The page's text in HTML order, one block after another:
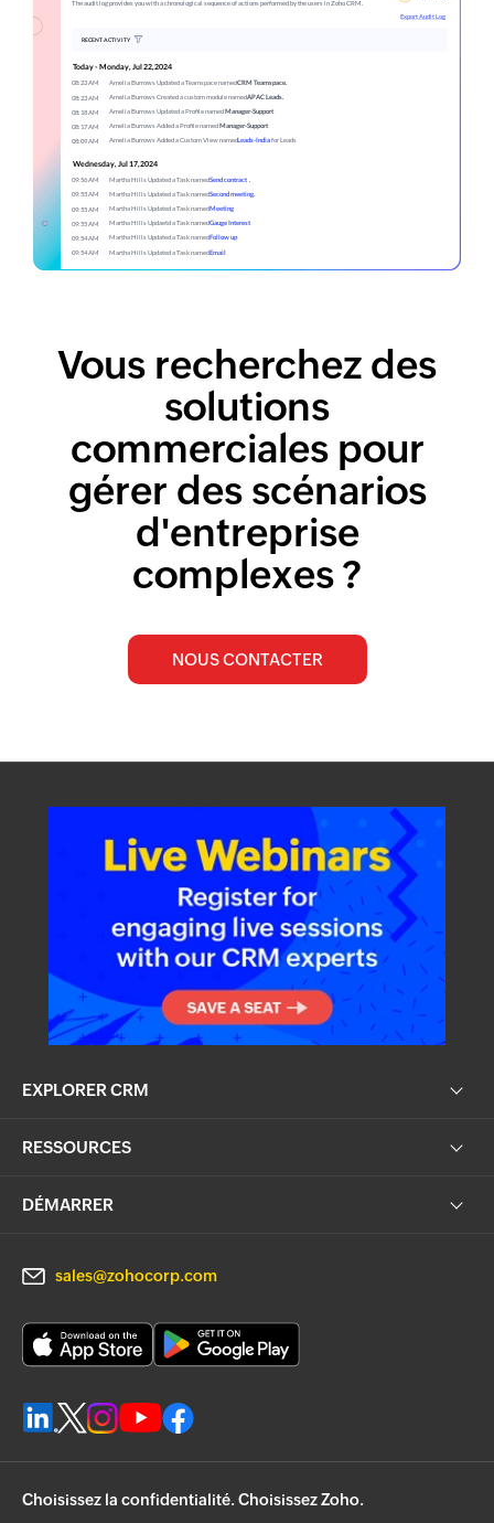
Vous recherchez des
solutions
commerciales pour
gérer des scénarios
d'entreprise
complexes ?
NOUS CONTACTER
EXPLORER CRM
RESSOURCES
DÉMARRER
sales@zohocorp.com
Choisissez la confidentialité. Choisissez Zoho.